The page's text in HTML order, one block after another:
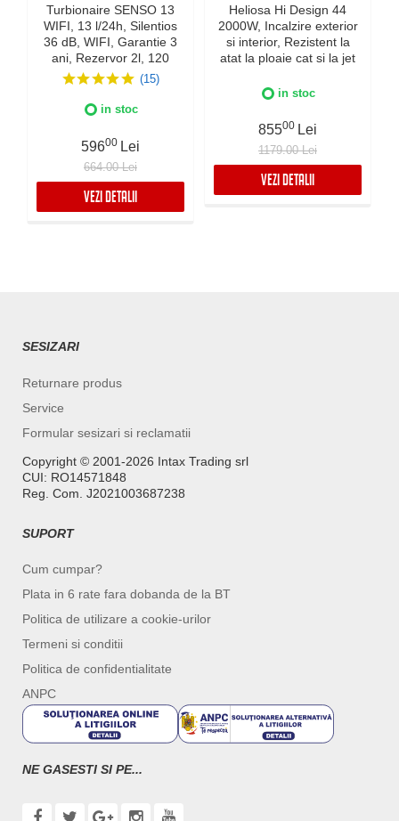
Turbionaire SENSO 13
WIFI, 13 l/24h, Silentios
36 dB, WIFI, Garantie 3
ani, Rezervor 2l, 120
m³/h, Control digital,
Indicator luminos
umiditate, Timer, Display
(15)
in stoc
59600 Lei
664.00 Lei
VEZI DETALII
Heliosa Hi Design 44
2000W, Incalzire exterior
si interior, Rezistent la
atat la ploaie cat si la jet
Culoare Alba, IPX5
in stoc
85500 Lei
1179.00 Lei
VEZI DETALII
SESIZARI
Returnare produs
Service
Formular sesizari si reclamatii
Copyright ©️ 2001-2026 Intax Trading srl
CUI: RO14571848
Reg. Com. J2021003687238
SUPORT
Cum cumpar?
Plata in 6 rate fara dobanda de la BT
Politica de utilizare a cookie-urilor
Termeni si conditii
Politica de confidentialitate
ANPC
NE GASESTI SI PE...